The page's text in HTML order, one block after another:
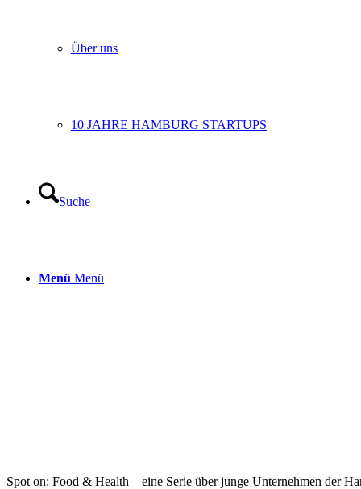
Über uns
10 JAHRE HAMBURG STARTUPS
Suche
Menü Menü
Spot on: Food & Health – eine Serie über junge Unternehmen der